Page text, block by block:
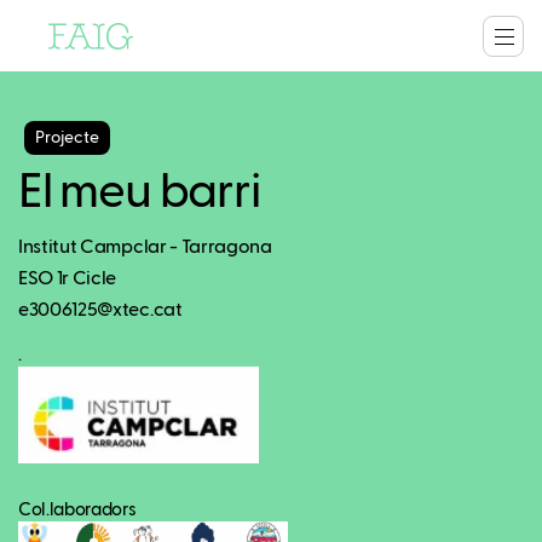
Projecte
El meu barri
Institut Campclar - Tarragona
ESO 1r Cicle
e3006125@xtec.cat
.
Col.laboradors